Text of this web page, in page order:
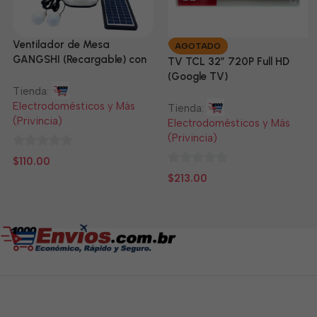
Ventilador de Mesa
GANGSHI (Recargable) con
Tienda:
Electrodomésticos y Más
(Privincia)
0
$110.00
AGOTADO
TV TCL 32” 720P Full HD
(Google TV)
Tienda:
Electrodomésticos y Más
(Privincia)
0
$213.00